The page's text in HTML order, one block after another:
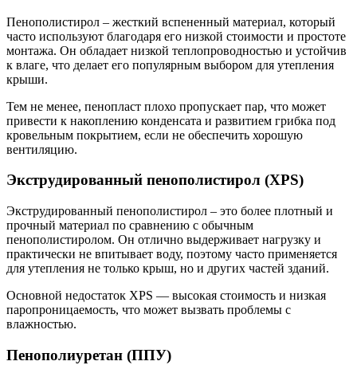
Пенополистирол – жесткий вспененный материал, который
часто используют благодаря его низкой стоимости и простоте
монтажа. Он обладает низкой теплопроводностью и устойчив
к влаге, что делает его популярным выбором для утепления
крыши.
Тем не менее, пенопласт плохо пропускает пар, что может
привести к накоплению конденсата и развитием грибка под
кровельным покрытием, если не обеспечить хорошую
вентиляцию.
Экструдированный пенополистирол (XPS)
Экструдированный пенополистирол – это более плотный и
прочный материал по сравнению с обычным
пенополистиролом. Он отлично выдерживает нагрузку и
практически не впитывает воду, поэтому часто применяется
для утепления не только крыш, но и других частей зданий.
Основной недостаток XPS — высокая стоимость и низкая
паропроницаемость, что может вызвать проблемы с
влажностью.
Пенополиуретан (ППУ)